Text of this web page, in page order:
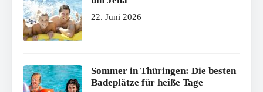
22. Juni 2026
Sommer in Thüringen: Die besten
Badeplätze für heiße Tage